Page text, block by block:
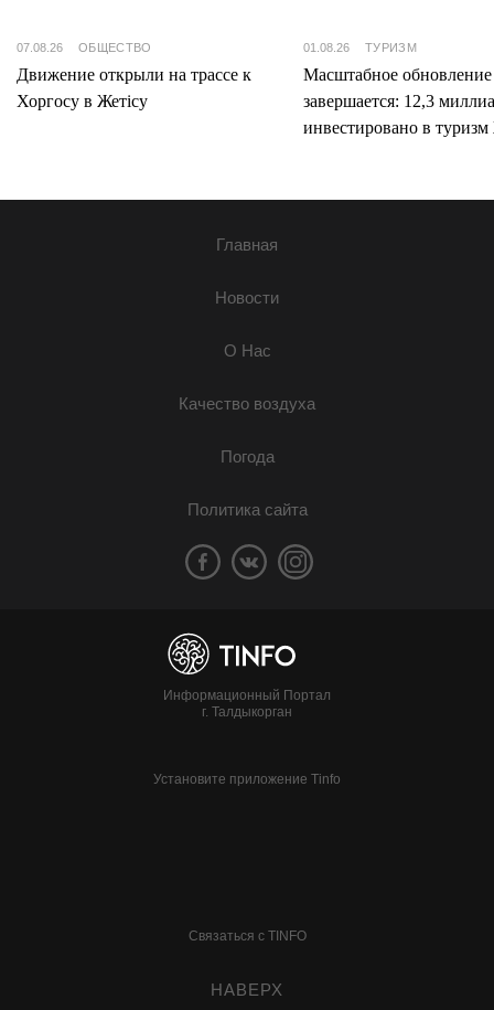
07.08.26 ОБЩЕСТВО
Движение открыли на трассе к
Хоргосу в Жетісу
01.08.26 ТУРИЗМ
Масштабное
завершается: 12,3
инвестировано в туризм
Главная
Новости
О Нас
Качество воздуха
Погода
Политика сайта
Информационный Портал
г. Талдыкорган
Установите приложение Tinfo
Связаться с TINFO
НАВЕРХ